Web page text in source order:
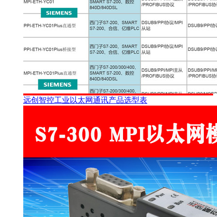
远创智控工业以太网通讯产品选型表